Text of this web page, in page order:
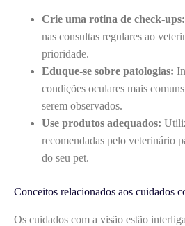
Crie uma rotina de check-ups:
nas consultas regulares ao
prioridade.
Eduque-se sobre patologias:
condições oculares mais
serem observados.
Use produtos adequados:
recomendadas pelo veterinário
do seu pet.
Conceitos relacionados aos cuidados
Os cuidados com a visão estão